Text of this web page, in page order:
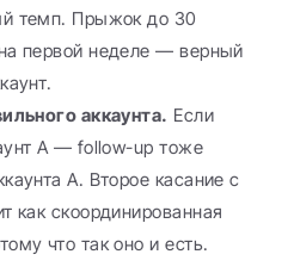
темп. Прыжок до 30
первой неделе — верный
аккаунта. Если
А — follow-up тоже
А. Второе касание с
как скоординированная
что так оно и есть.